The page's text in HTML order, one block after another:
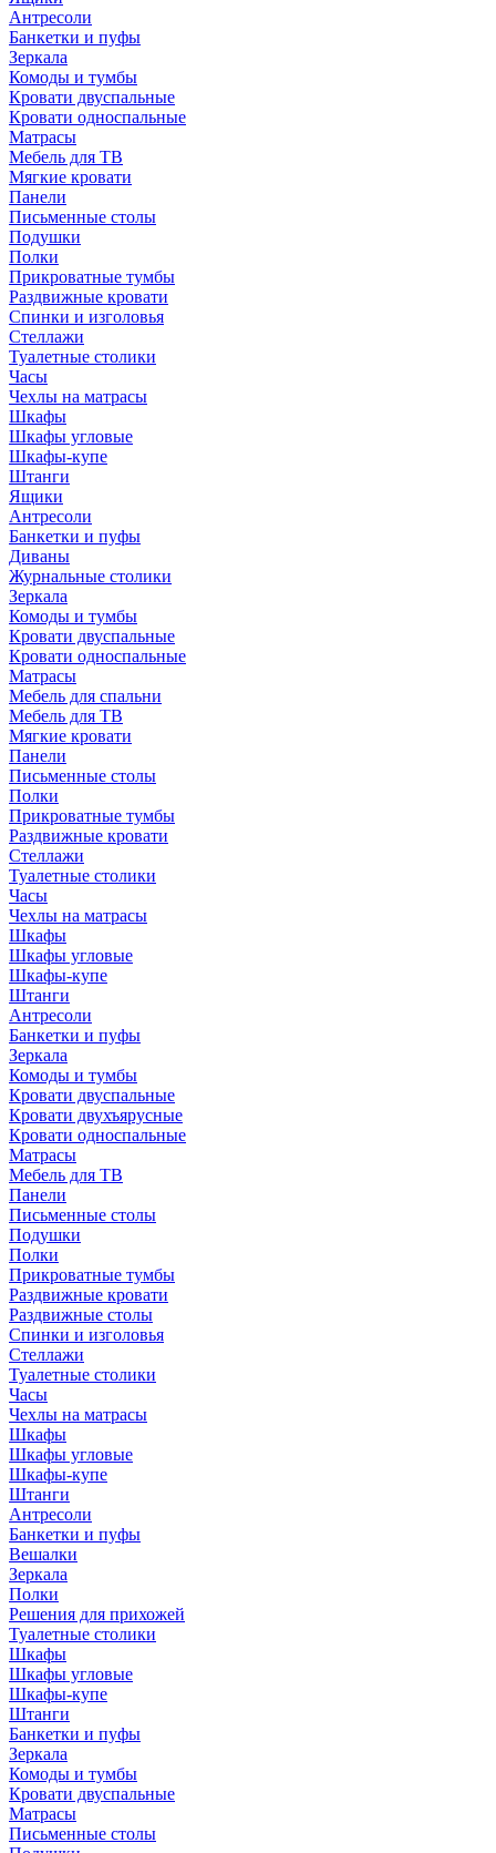
Антресоли
Банкетки и пуфы
Зеркала
Комоды и тумбы
Кровати двуспальные
Кровати односпальные
Матрасы
Мебель для ТВ
Мягкие кровати
Панели
Письменные столы
Подушки
Полки
Прикроватные тумбы
Раздвижные кровати
Спинки и изголовья
Стеллажи
Туалетные столики
Часы
Чехлы на матрасы
Шкафы
Шкафы угловые
Шкафы-купе
Штанги
Ящики
Антресоли
Банкетки и пуфы
Диваны
Журнальные столики
Зеркала
Комоды и тумбы
Кровати двуспальные
Кровати односпальные
Матрасы
Мебель для спальни
Мебель для ТВ
Мягкие кровати
Панели
Письменные столы
Полки
Прикроватные тумбы
Раздвижные кровати
Стеллажи
Туалетные столики
Часы
Чехлы на матрасы
Шкафы
Шкафы угловые
Шкафы-купе
Штанги
Антресоли
Банкетки и пуфы
Зеркала
Комоды и тумбы
Кровати двуспальные
Кровати двухъярусные
Кровати односпальные
Матрасы
Мебель для ТВ
Панели
Письменные столы
Подушки
Полки
Прикроватные тумбы
Раздвижные кровати
Раздвижные столы
Спинки и изголовья
Стеллажи
Туалетные столики
Часы
Чехлы на матрасы
Шкафы
Шкафы угловые
Шкафы-купе
Штанги
Антресоли
Банкетки и пуфы
Вешалки
Зеркала
Полки
Решения для прихожей
Туалетные столики
Шкафы
Шкафы угловые
Шкафы-купе
Штанги
Банкетки и пуфы
Зеркала
Комоды и тумбы
Кровати двуспальные
Матрасы
Письменные столы